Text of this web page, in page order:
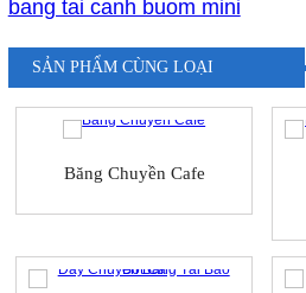
bang tai canh buom mini
SẢN PHẨM CÙNG LOẠI
Băng Chuyền Cafe